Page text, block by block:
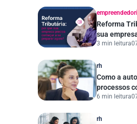
Reforma
sua
começar a
3 min leitura
rh
Como a
processos
uma gestão
6 min leitura
rh